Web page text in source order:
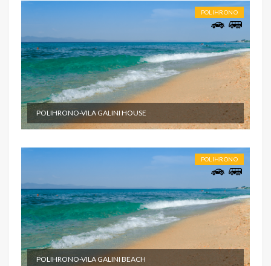
POLIHRONO
POLIHRONO-VILA GALINI HOUSE
POLIHRONO
POLIHRONO-VILA GALINI BEACH